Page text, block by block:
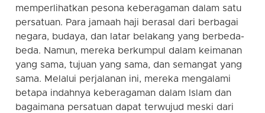
memperlihatkan pesona keberagaman dalam satu
persatuan. Para jamaah haji berasal dari berbagai
negara, budaya, dan latar belakang yang berbeda-
beda. Namun, mereka berkumpul dalam keimanan
yang sama, tujuan yang sama, dan semangat yang
sama. Melalui perjalanan ini, mereka mengalami
betapa indahnya keberagaman dalam Islam dan
bagaimana persatuan dapat terwujud meski dari